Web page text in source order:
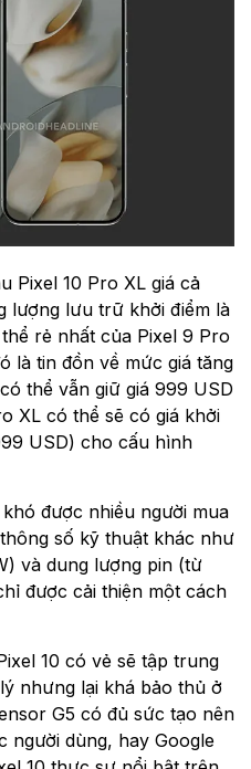
Pixel 10 Pro XL giá cả
lượng lưu trữ khởi điểm là
rẻ nhất của Pixel 9 Pro
là tin đồn về mức giá tăng
thể vẫn giữ giá 999 USD
XL có thể sẽ có giá khởi
USD) cho cấu hình
được nhiều người mua
số kỹ thuật khác như
và dung lượng pin (từ
được cải thiện một cách
10 có vẻ sẽ tập trung
nhưng lại khá bảo thủ ở
G5 có đủ sức tạo nên
người dùng, hay Google